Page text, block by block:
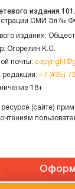
издания
СМИ Эл №
издания:
Огорелин К.С.
почты:
+7 (495)
18+
(сайте)